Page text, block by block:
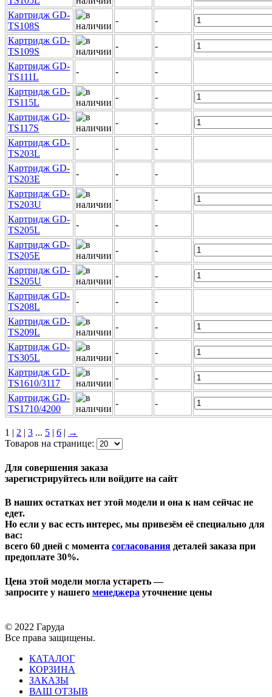
Картридж GD-
TS108S
-
-
Картридж GD-
TS109S
-
-
Картридж GD-
TS111L
- -
-
Картридж GD-
TS115L
-
-
Картридж GD-
TS117S
-
-
Картридж GD-
TS203L
- -
-
Картридж GD-
TS203E
- -
-
Картридж GD-
TS203U
-
-
Картридж GD-
TS205L
- -
-
Картридж GD-
TS205E
-
-
Картридж GD-
TS205U
-
-
Картридж GD-
TS208L
- -
-
Картридж GD-
TS209L
-
-
Картридж GD-
TS305L
-
-
Картридж GD-
TS1610/3117
-
-
Картридж GD-
TS1710/4200
- -
1 | 2 | 3 ... 5 | 6 | →
Товаров на странице:
Для совершения заказа
зарегистрируйтесь или войдите на сайт
В наших остатках нет этой модели и она к нам сейчас не
едет.
Но если у вас есть интерес, мы привезём её специально для
вас:
всего 60 дней с момента согласования деталей заказа при
предоплате 30%.
Цена этой модели могла устареть —
запросите у нашего менеджера уточнение цены
© 2022 Гаруда
Все права защищены.
КАТАЛОГ
КОРЗИНА
ЗАКАЗЫ
ВАШ ОТЗЫВ